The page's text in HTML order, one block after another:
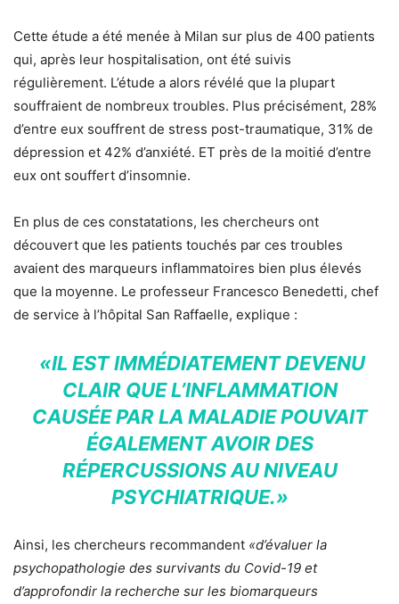
Cette étude a été menée à Milan sur plus de 400 patients
qui, après leur hospitalisation, ont été suivis
régulièrement. L’étude a alors révélé que la plupart
souffraient de nombreux troubles. Plus précisément, 28%
d’entre eux souffrent de stress post-traumatique, 31% de
dépression et 42% d’anxiété. ET près de la moitié d’entre
eux ont souffert d’insomnie.
En plus de ces constatations, les chercheurs ont
découvert que les patients touchés par ces troubles
avaient des marqueurs inflammatoires bien plus élevés
que la moyenne. Le professeur Francesco Benedetti, chef
de service à l’hôpital San Raffaelle, explique :
«IL EST IMMÉDIATEMENT DEVENU
CLAIR QUE L’INFLAMMATION
CAUSÉE PAR LA MALADIE POUVAIT
ÉGALEMENT AVOIR DES
RÉPERCUSSIONS AU NIVEAU
PSYCHIATRIQUE.»
Ainsi, les chercheurs recommandent «d’évaluer la
psychopathologie des survivants du Covid-19 et
d’approfondir la recherche sur les biomarqueurs